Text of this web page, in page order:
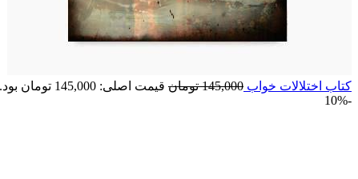
کتاب اختلالات خواب 145,000 تومان قیمت اصلی: 145,000 تومان بود.
-10%